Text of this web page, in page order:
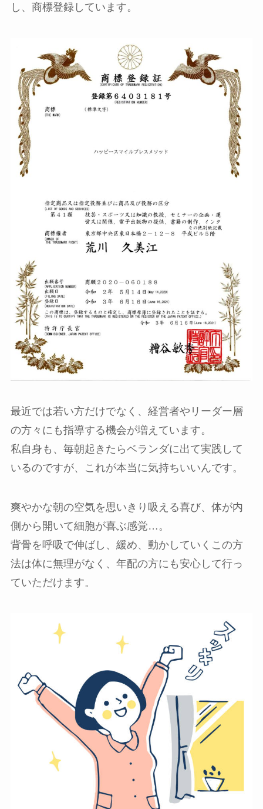
し、商標登録しています。
最近では若い方だけでなく、経営者やリーダー層
の方々にも指導する機会が増えています。
私自身も、毎朝起きたらベランダに出て実践して
いるのですが、これが本当に気持ちいいんです。
爽やかな朝の空気を思いきり吸える喜び、体が内
側から開いて細胞が喜ぶ感覚…。
背骨を呼吸で伸ばし、緩め、動かしていくこの方
法は体に無理がなく、年配の方にも安心して行っ
ていただけます。